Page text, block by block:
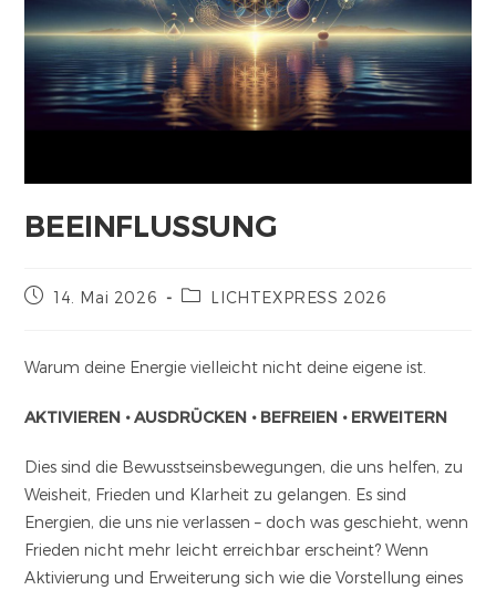
BEEINFLUSSUNG
14. Mai 2026 LICHTEXPRESS 2026
Warum deine Energie vielleicht nicht deine eigene ist.
AKTIVIEREN • AUSDRÜCKEN • BEFREIEN • ERWEITERN
Dies sind die Bewusstseinsbewegungen, die uns helfen, zu
Weisheit, Frieden und Klarheit zu gelangen. Es sind
Energien, die uns nie verlassen – doch was geschieht, wenn
Frieden nicht mehr leicht erreichbar erscheint? Wenn
Aktivierung und Erweiterung sich wie die Vorstellung eines